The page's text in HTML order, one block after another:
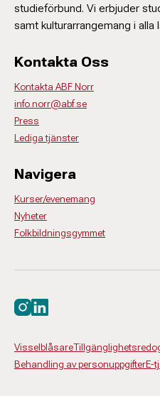
studieförbund. Vi erbjuder
samt kulturarrangemang i alla
Kontakta Oss
Kontakta ABF Norr
info.norr@abf.se
Press
Lediga tjänster
Navigera
Kurser/evenemang
Nyheter
Folkbildningsgymmet
Visselblåsare
Behandling av personuppgifterE-
Besök oss på instagram
Besök oss på linkedin